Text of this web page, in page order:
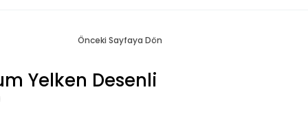
Önceki Sayfaya Dön
Yelken Desenli